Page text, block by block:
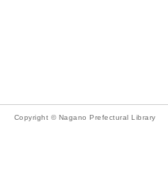
Copyright © Nagano Prefectural Library